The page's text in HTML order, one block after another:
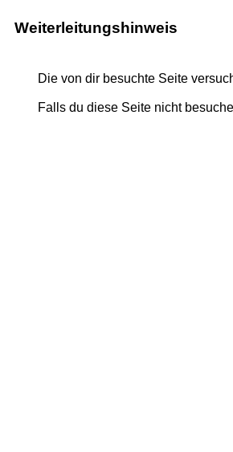
Weiterleitungshinweis
Die von dir besuchte Seite
Falls du diese Seite nicht